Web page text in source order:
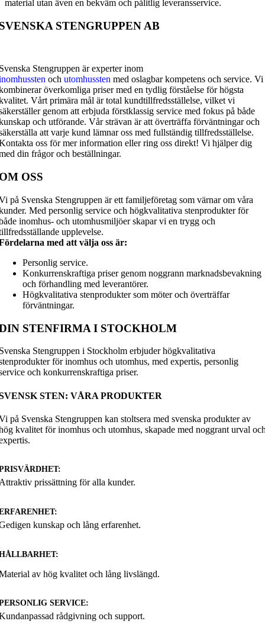
material utan även en bekväm och pålitlig leveransservice.
STENGRUPPEN AB
Stengruppen är experter inom
och utomhussten med oslagbar kompetens och service. Vi
överkomliga priser med en tydlig förståelse för högsta
Vårt primära mål är total kundtillfredsställelse, vilket vi
genom att erbjuda förstklassig service med fokus på både
och utförande. Vår strävan är att överträffa förväntningar och
att varje kund lämnar oss med fullständig tillfredsställelse.
oss för mer information eller ring oss direkt! Vi hjälper dig
din frågor och beställningar.
OSS
på Svenska Stengruppen är ett familjeföretag som värnar om våra
Med personlig service och högkvalitativa stenprodukter för
inomhus- och utomhusmiljöer skapar vi en trygg och
upplevelse.
med att välja oss är:
Personlig service.
Konkurrenskraftiga priser genom noggrann marknadsbevakning
och förhandling med leverantörer.
Högkvalitativa stenprodukter som möter och överträffar
förväntningar.
STENFIRMA I STOCKHOLM
Stengruppen i Stockholm erbjuder högkvalitativa
för inomhus och utomhus, med expertis, personlig
och konkurrenskraftiga priser.
STEN: VÅRA PRODUKTER
på Svenska Stengruppen kan stoltsera med svenska produkter av
kvalitet för inomhus och utomhus, skapade med noggrant urval
prissättning för alla kunder.
kunskap och lång erfarenhet.
av hög kvalitet och lång livslängd.
SERVICE:
rådgivning och support.